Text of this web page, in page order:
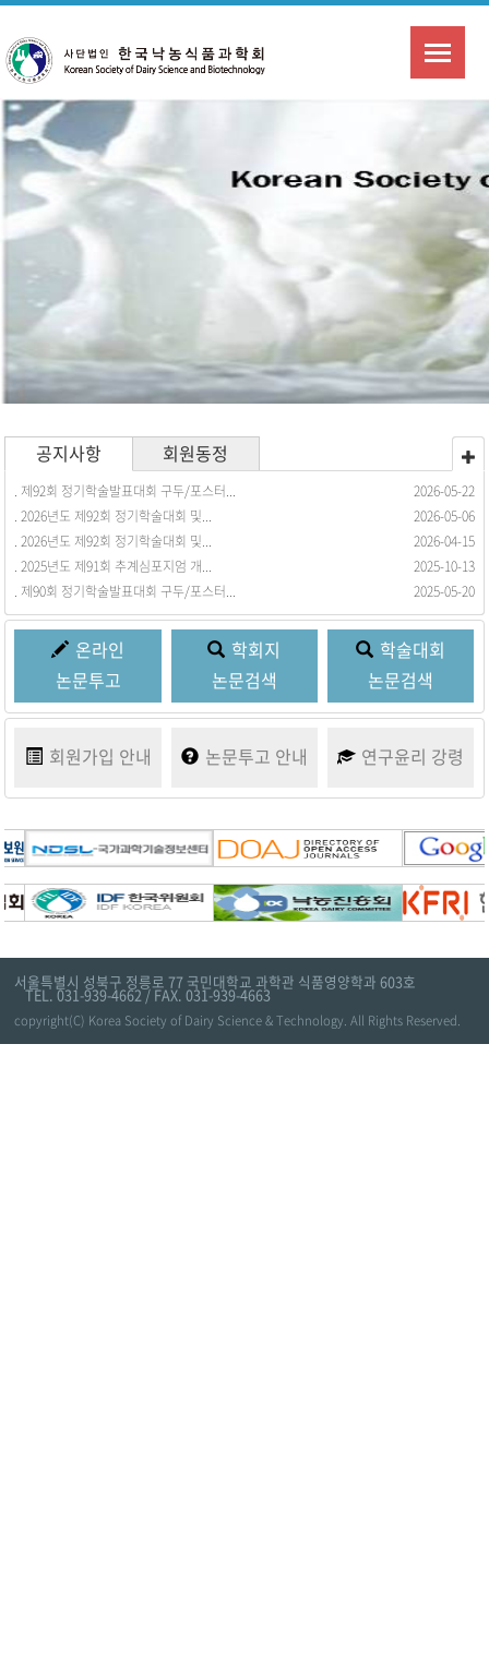
공지사항
. 제92회 정기학술발표대회 구두/포스터...
2026-05-22
. 2026년도 제92회 정기학술대회 및...
2026-05-06
. 2026년도 제92회 정기학술대회 및...
2026-04-15
. 2025년도 제91회 추계심포지엄 개...
2025-10-13
. 제90회 정기학술발표대회 구두/포스터...
2025-05-20
회원동정
. 회원동정을 등록합니다. 2017-03-21
온라인
논문투고
학회지
논문검색
학술대회
논문검색
회원가입 안내 논문투고 안내 연구윤리 강령
서울특별시 성북구 정릉로 77 국민대학교 과학관 식품영양학과 603호
TEL. 031-939-4662 / FAX. 031-939-4663
copyright(C) Korea Society of Dairy Science & Technology. All Rights Reserved.